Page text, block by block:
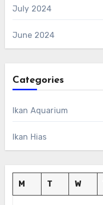
July 2024
June 2024
Categories
Ikan Aquarium
Ikan Hias
M T W